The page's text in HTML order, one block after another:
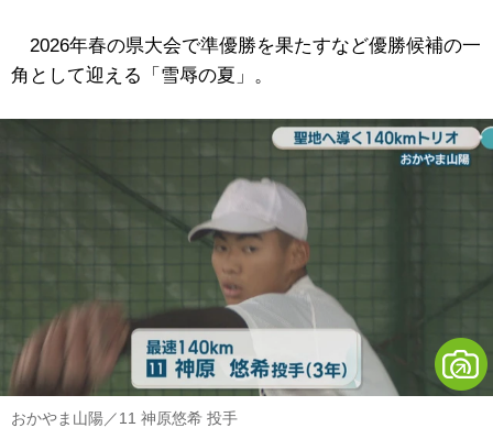
2026年春の県大会で準優勝を果たすなど優勝候補の一
角として迎える「雪辱の夏」。
おかやま山陽／11 神原悠希 投手